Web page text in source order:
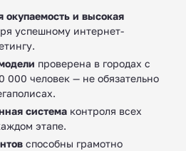
окупаемость и высокая
успешному интернет-
проверена в городах с
000 человек — не обязательно
система контроля всех
этапе.
способны грамотно